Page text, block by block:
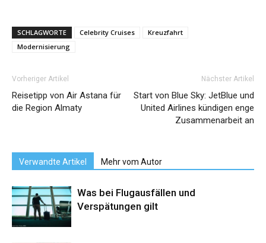
SCHLAGWORTE Celebrity Cruises
Kreuzfahrt
Modernisierung
Vorheriger Artikel
Reisetipp von Air Astana für
die Region Almaty
Nächster Artikel
Start von Blue Sky: JetBlue und
United Airlines kündigen enge
Zusammenarbeit an
Verwandte Artikel Mehr vom Autor
Was bei Flugausfällen und
Verspätungen gilt